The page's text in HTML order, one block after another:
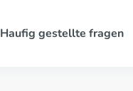
Haufig gestellte fragen